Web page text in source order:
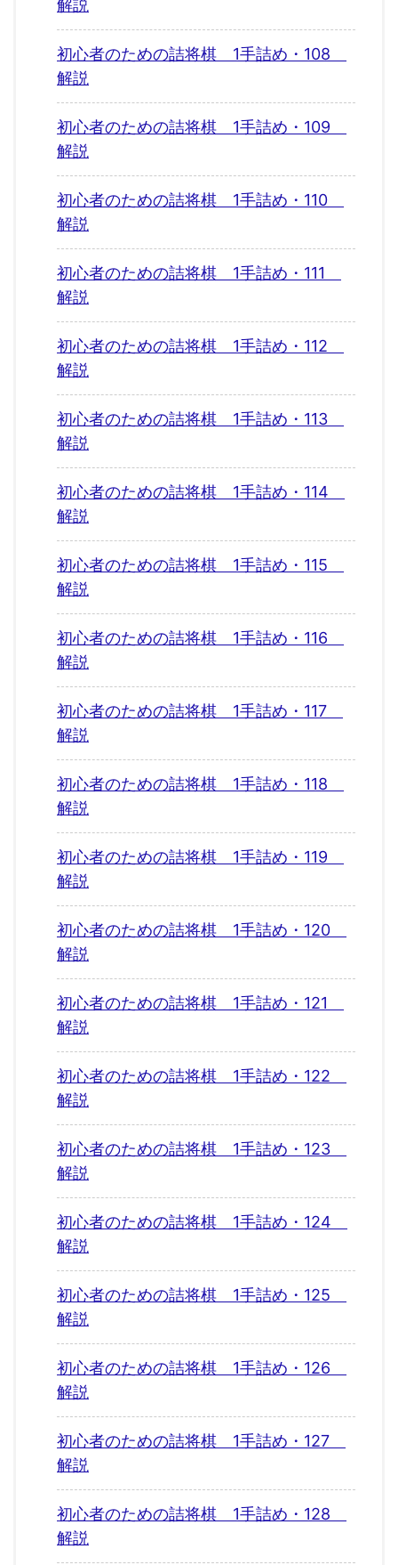
解説
初心者のための詰将棋 1手詰め・108
解説
初心者のための詰将棋 1手詰め・109
解説
初心者のための詰将棋 1手詰め・110
解説
初心者のための詰将棋 1手詰め・111
解説
初心者のための詰将棋 1手詰め・112
解説
初心者のための詰将棋 1手詰め・113
解説
初心者のための詰将棋 1手詰め・114
解説
初心者のための詰将棋 1手詰め・115
解説
初心者のための詰将棋 1手詰め・116
解説
初心者のための詰将棋 1手詰め・117
解説
初心者のための詰将棋 1手詰め・118
解説
初心者のための詰将棋 1手詰め・119
解説
初心者のための詰将棋 1手詰め・120
解説
初心者のための詰将棋 1手詰め・121
解説
初心者のための詰将棋 1手詰め・122
解説
初心者のための詰将棋 1手詰め・123
解説
初心者のための詰将棋 1手詰め・124
解説
初心者のための詰将棋 1手詰め・125
解説
初心者のための詰将棋 1手詰め・126
解説
初心者のための詰将棋 1手詰め・127
解説
初心者のための詰将棋 1手詰め・128
解説